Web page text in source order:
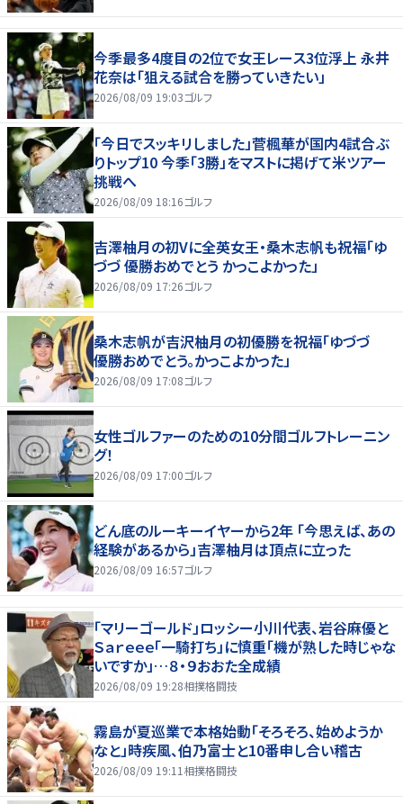
今季最多4度目の2位で女王レース3位浮上 永井
花奈は「狙える試合を勝っていきたい」
2026/08/09 19:03ゴルフ
「今日でスッキリしました」菅楓華が国内4試合ぶ
りトップ10 今季「3勝」をマストに掲げて米ツアー
挑戦へ
2026/08/09 18:16ゴルフ
吉澤柚月の初Vに全英女王・桑木志帆も祝福「ゆ
づづ 優勝おめでとう かっこよかった」
2026/08/09 17:26ゴルフ
桑木志帆が吉沢柚月の初優勝を祝福「ゆづづ
優勝おめでとう。かっこよかった」
2026/08/09 17:08ゴルフ
女性ゴルファーのための10分間ゴルフトレーニン
グ！
2026/08/09 17:00ゴルフ
どん底のルーキーイヤーから2年 「今思えば、あの
経験があるから」吉澤柚月は頂点に立った
2026/08/09 16:57ゴルフ
「マリーゴールド」ロッシー小川代表、岩谷麻優と
Ｓａｒｅｅｅ「一騎打ち」に慎重「機が熟した時じゃな
いですか」…８・９おおた全成績
2026/08/09 19:28相撲格闘技
霧島が夏巡業で本格始動「そろそろ、始めようか
なと」時疾風、伯乃富士と10番申し合い稽古
2026/08/09 19:11 相撲格闘技